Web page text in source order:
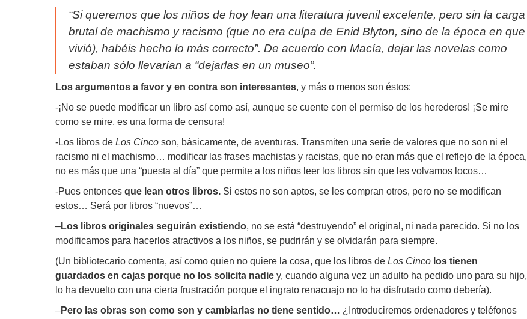
“Si queremos que los niños de hoy lean una literatura juvenil excelente, pero sin la carga
brutal de machismo y racismo (que no era culpa de Enid Blyton, sino de la época en que
vivió), habéis hecho lo más correcto”. De acuerdo con Macía, dejar las novelas como
estaban sólo llevarían a “dejarlas en un museo”.
Los argumentos a favor y en contra son interesantes, y más o menos son éstos:
-¡No se puede modificar un libro así como así, aunque se cuente con el permiso de los herederos! ¡Se mire
como se mire, es una forma de censura!
-Los libros de Los Cinco son, básicamente, de aventuras. Transmiten una serie de valores que no son ni el
racismo ni el machismo… modificar las frases machistas y racistas, que no eran más que el reflejo de la época,
no es más que una “puesta al día” que permite a los niños leer los libros sin que les volvamos locos…
-Pues entonces que lean otros libros. Si estos no son aptos, se les compran otros, pero no se modifican
estos… Será por libros “nuevos”…
–Los libros originales seguirán existiendo, no se está “destruyendo” el original, ni nada parecido. Si no los
modificamos para hacerlos atractivos a los niños, se pudrirán y se olvidarán para siempre.
(Un bibliotecario comenta, así como quien no quiere la cosa, que los libros de Los Cinco los tienen
guardados en cajas porque no los solicita nadie y, cuando alguna vez un adulto ha pedido uno para su hijo,
lo ha devuelto con una cierta frustración porque el ingrato renacuajo no lo ha disfrutado como debería).
–Pero las obras son como son y cambiarlas no tiene sentido… ¿Introduciremos ordenadores y teléfonos